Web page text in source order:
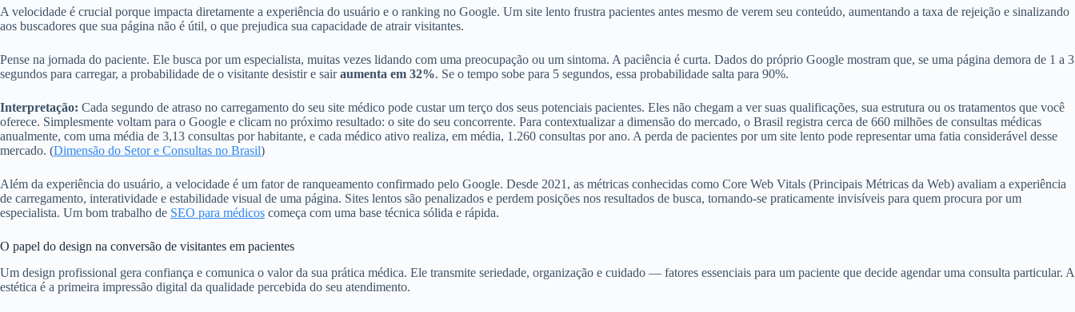
A velocidade é crucial porque impacta diretamente a experiência do usuário e o ranking no Google. Um site lento frustra pacientes antes mesmo de verem seu conteúdo, aumentando a taxa de rejeição e sinalizando
aos buscadores que sua página não é útil, o que prejudica sua capacidade de atrair visitantes.
Pense na jornada do paciente. Ele busca por um especialista, muitas vezes lidando com uma preocupação ou um sintoma. A paciência é curta. Dados do próprio Google mostram que, se uma página demora de 1 a 3
segundos para carregar, a probabilidade de o visitante desistir e sairaumenta em 32%. Se o tempo sobe para 5 segundos, essa probabilidade salta para 90%.
Interpretação: Cada segundo de atraso no carregamento do seu site médico pode custar um terço dos seus potenciais pacientes. Eles não chegam a ver suas qualificações, sua estrutura ou os tratamentos que você
oferece. Simplesmente voltam para o Google e clicam no próximo resultado: o site do seu concorrente. Para contextualizar a dimensão do mercado, o Brasil registra cerca de 660 milhões de consultas médicas
anualmente, com uma média de 3,13 consultas por habitante, e cada médico ativo realiza, em média, 1.260 consultas por ano. A perda de pacientes por um site lento pode representar uma fatia considerável desse
mercado. (Dimensão do Setor e Consultas no Brasil)
Além da experiência do usuário, a velocidade é um fator de ranqueamento confirmado pelo Google. Desde 2021, as métricas conhecidas como Core Web Vitals (Principais Métricas da Web) avaliam a experiência
de carregamento, interatividade e estabilidade visual de uma página. Sites lentos são penalizados e perdem posições nos resultados de busca, tornando-se praticamente invisíveis para quem procura por um
especialista. Um bom trabalho de SEO para médicos começa com uma base técnica sólida e rápida.
O papel do design na conversão de visitantes em pacientes
Um design profissional gera confiança e comunica o valor da sua prática médica. Ele transmite seriedade, organização e cuidado — fatores essenciais para um paciente que decide agendar uma consulta particular. A
estética é a primeira impressão digital da qualidade percebida do seu atendimento.